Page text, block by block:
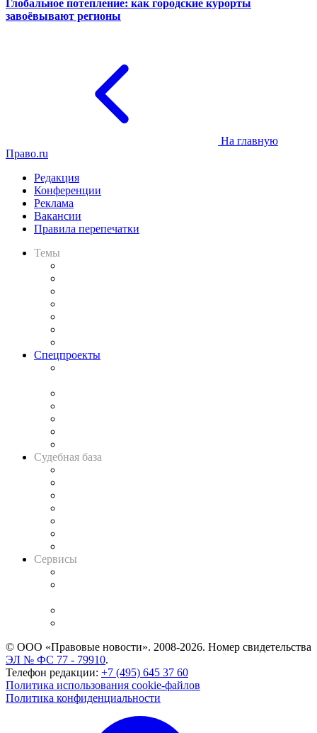
Глобальное потепление: как городские курорты
завоёвывают регионы
На главную
Право.ru
Редакция
Конференции
Реклама
Вакансии
Правила перепечатки
Темы
Спецпроекты
Судебная база
Сервисы
© ООО «Правовые новости». 2008-2026. Номер свидетельства
ЭЛ № ФС 77 - 79910.
Телефон редакции: +7 (495) 645 37 60
Политика использования cookie-файлов
Политика конфиденциальности